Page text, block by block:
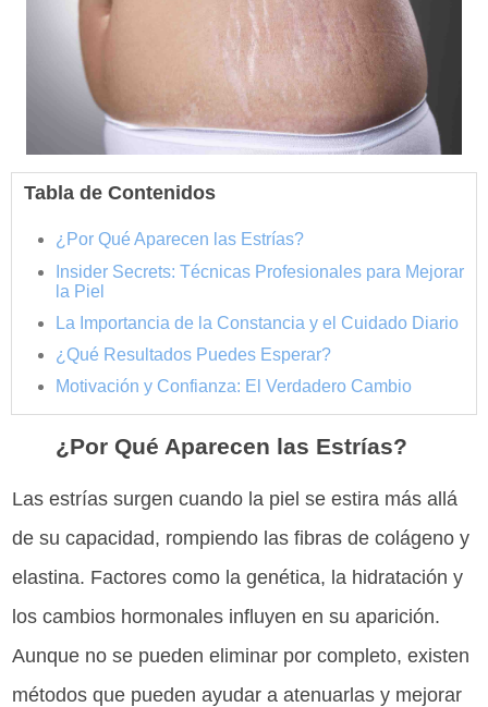
Tabla de Contenidos
¿Por Qué Aparecen las Estrías?
Insider Secrets: Técnicas Profesionales para Mejorar
la Piel
La Importancia de la Constancia y el Cuidado Diario
¿Qué Resultados Puedes Esperar?
Motivación y Confianza: El Verdadero Cambio
¿Por Qué Aparecen las Estrías?
Las estrías surgen cuando la piel se estira más allá
de su capacidad, rompiendo las fibras de colágeno y
elastina. Factores como la genética, la hidratación y
los cambios hormonales influyen en su aparición.
Aunque no se pueden eliminar por completo, existen
métodos que pueden ayudar a atenuarlas y mejorar